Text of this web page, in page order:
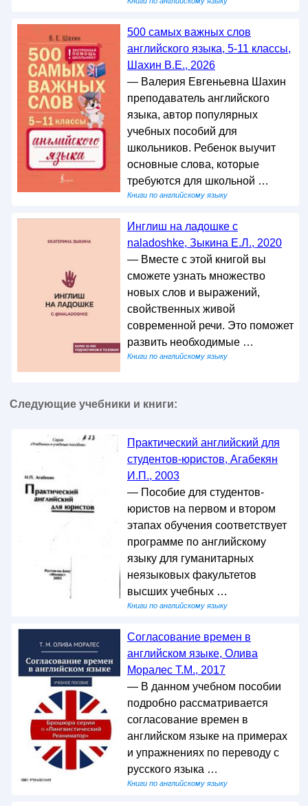
500 самых важных слов
английского языка, 5-11 классы,
Шахин В.Е., 2026
— Валерия Евгеньевна Шахин
преподаватель английского
языка, автор популярных
учебных пособий для
школьников. Ребенок выучит
основные слова, которые
требуются для школьной …
Книги по английскому языку
Инглиш на ладошке с
naladoshke, Зыкина Е.Л., 2020
— Вместе с этой книгой вы
сможете узнать множество
новых слов и выражений,
свойственных живой
современной речи. Это поможет
развить необходимые …
Книги по английскому языку
Следующие учебники и книги:
Практический английский для
студентов-юристов, Агабекян
И.П., 2003
— Пособие для студентов-
юристов на первом и втором
этапах обучения соответствует
программе по английскому
языку для гуманитарных
неязыковых факультетов
высших учебных …
Книги по английскому языку
Согласование времен в
английском языке, Олива
Моралес Т.М., 2017
— В данном учебном пособии
подробно рассматривается
согласование времен в
английском языке на примерах
и упражнениях по переводу с
русского языка …
Книги по английскому языку